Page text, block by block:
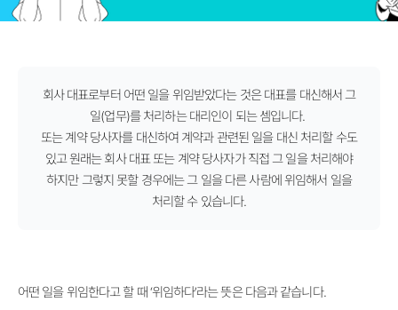
회사 대표로부터 어떤 일을 위임받았다는 것은 대표를 대신해서 그
일(업무)를 처리하는 대리인이 되는 셈입니다.
또는 계약 당사자를 대신하여 계약과 관련된 일을 대신 처리할 수도
있고 원래는 회사 대표 또는 계약 당사자가 직접 그 일을 처리해야
하지만 그렇지 못할 경우에는 그 일을 다른 사람에 위임해서 일을
처리할 수 있습니다.
어떤 일을 위임한다고 할 때 ‘위임하다’라는 뜻은 다음과 같습니다.